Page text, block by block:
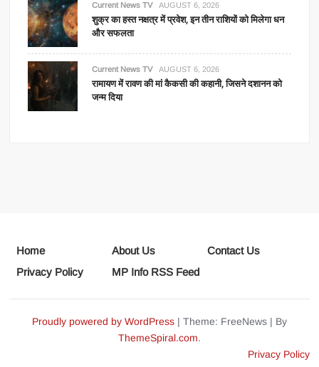
Current News TV AUGUST 6, 2026
शुक्र का हस्त नक्षत्र में प्रवेश, इन तीन राशियों को मिलेगा धन
और सफलता
Current News TV AUGUST 6, 2026
रामायण में रावण की मां कैकसी की कहानी, जिसने दशानन को
जन्म दिया
Home About Us
Contact Us
Privacy Policy
MP Info RSS Feed
Proudly powered by WordPress | Theme: FreeNews | By
ThemeSpiral.com.
Privacy Policy